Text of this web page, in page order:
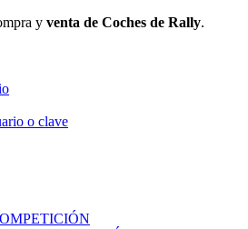
y venta de Coches de Rally.
o clave